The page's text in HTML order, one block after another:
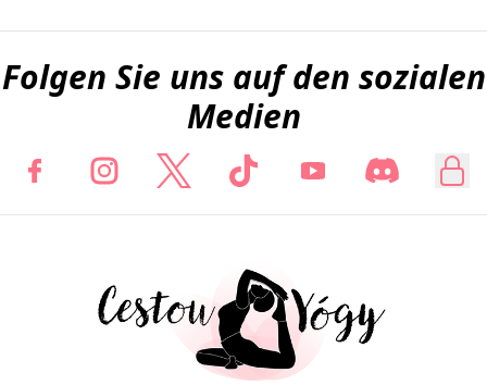
Folgen Sie uns auf den sozialen
Medien